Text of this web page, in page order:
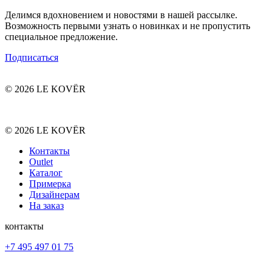
Делимся вдохновением и новостями в нашей рассылке.
Возможность первыми узнать о новинках и не пропустить
специальное предложение.
Подписаться
© 2026 LE KOVËR
© 2026 LE KOVËR
Контакты
Outlet
Каталог
Примерка
Дизайнерам
На заказ
контакты
+7 495 497 01 75